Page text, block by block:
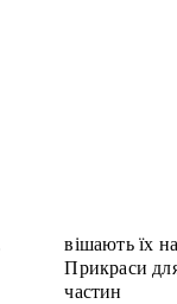
вішають їх
Прикраси
частин